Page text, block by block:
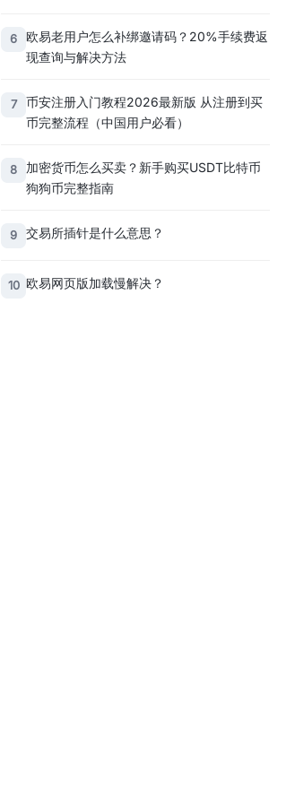
6
欧易老用户怎么补绑邀请码？20%手续费返
现查询与解决方法
7
币安注册入门教程2026最新版 从注册到买
币完整流程（中国用户必看）
8
加密货币怎么买卖？新手购买USDT比特币
狗狗币完整指南
9 交易所插针是什么意思？
10 欧易网页版加载慢解决？